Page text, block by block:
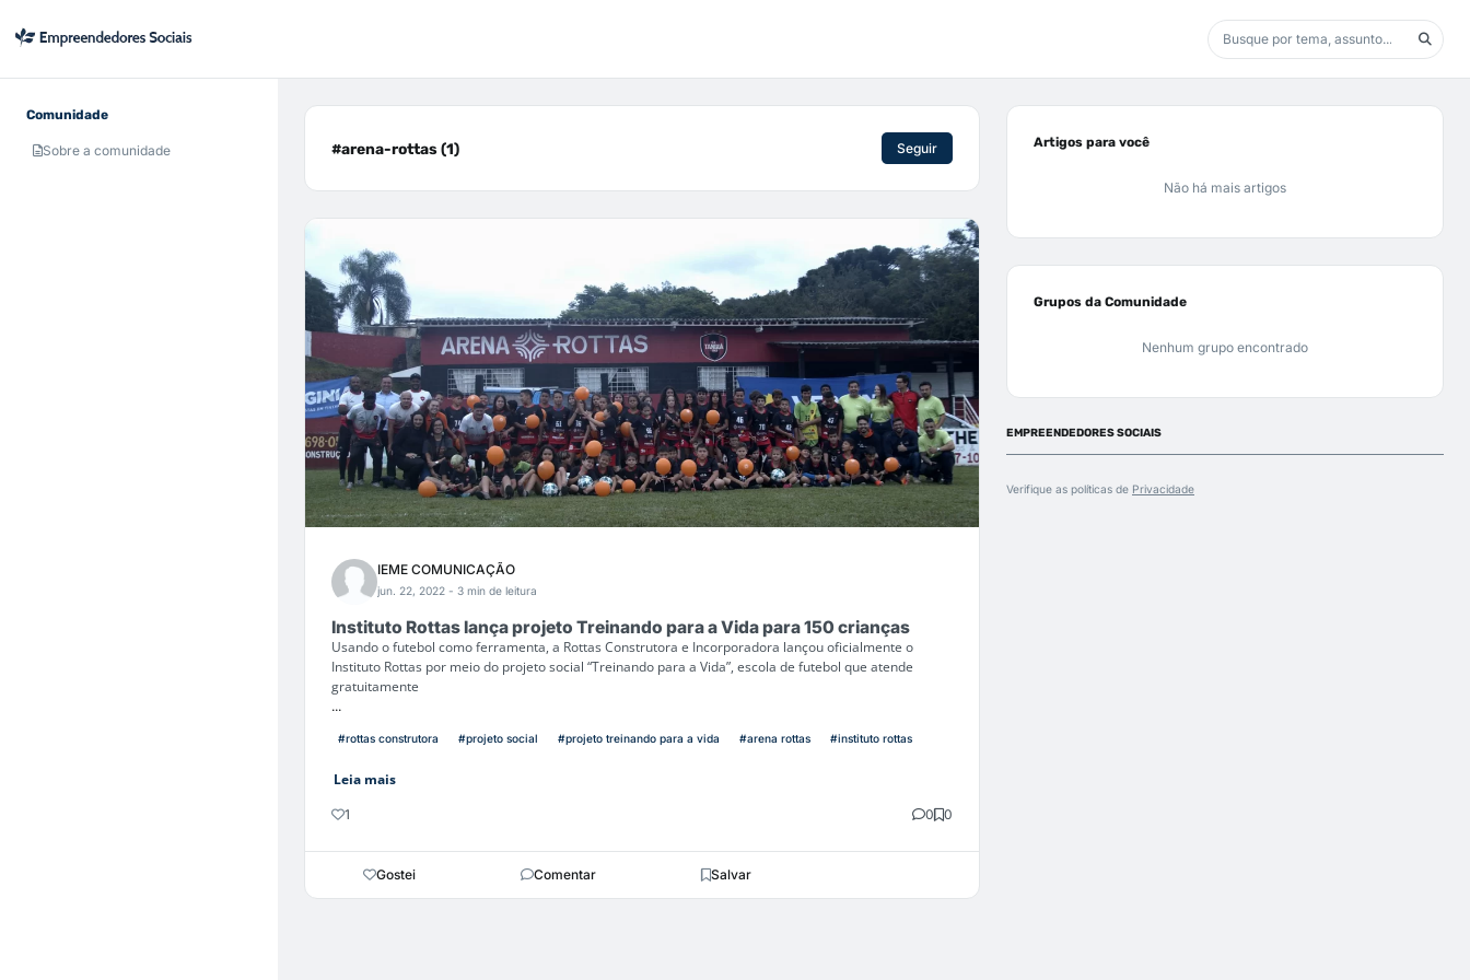
Comunidade
Sobre a comunidade #arena-rottas (1) Seguir
IEME COMUNICAÇÃO
jun. 22, 2022 - 3 min de leitura
Instituto Rottas lança projeto Treinando para a Vida para 150 crianças
Usando o futebol como ferramenta, a Rottas Construtora e Incorporadora lançou oficialmente o
Instituto Rottas por meio do projeto social “Treinando para a Vida”, escola de futebol que atende
gratuitamente
...
#rottas construtora #projeto social #projeto treinando para a vida #arena rottas #instituto rottas
Leia mais
1 0 0
Gostei Comentar Salvar
Artigos para você
Não há mais artigos
Grupos da Comunidade
Nenhum grupo encontrado
EMPREENDEDORES SOCIAIS
Verifique as políticas de Privacidade